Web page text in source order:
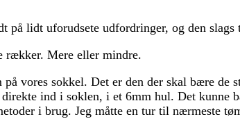
på lidt uforudsete udfordringer, og den
rækker. Mere eller mindre.
vores sokkel. Det er den der skal bære
ind i soklen, i et 6mm hul. Det kunne
i brug. Jeg måtte en tur til nærmeste